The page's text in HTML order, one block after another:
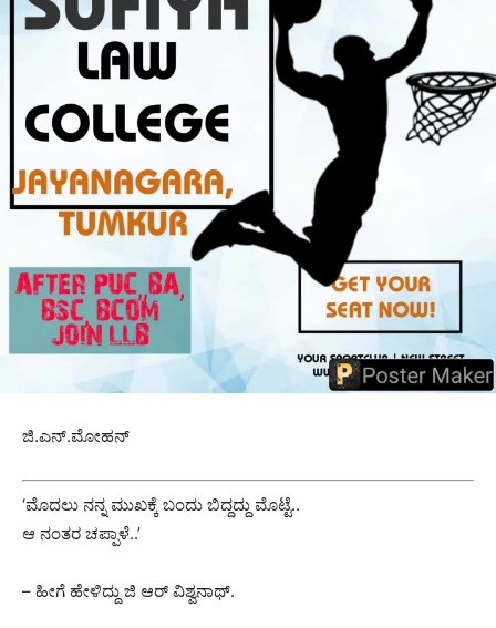
ಜಿ.ಎನ್.ಮೋಹನ್
‘ಮೊದಲು ನನ್ನ ಮುಖಕ್ಕೆ ಬಂದು ಬಿದ್ದದ್ದು ಮೊಟ್ಟೆ..
ಆ ನಂತರ ಚಪ್ಪಾಳೆ..’
– ಹೀಗೆ ಹೇಳಿದ್ದು ಜಿ ಆರ್ ವಿಶ್ವನಾಥ್.